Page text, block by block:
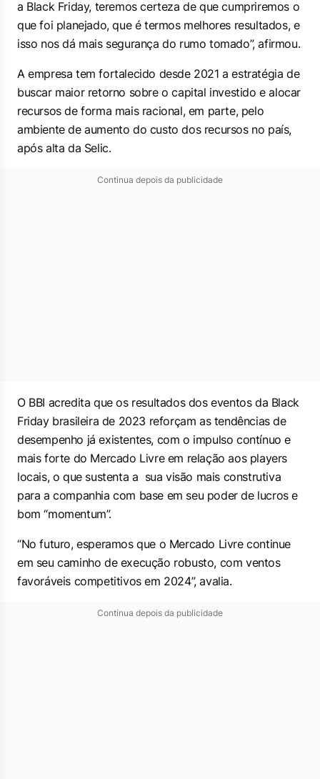
a Black Friday, teremos certeza de que cumpriremos o
que foi planejado, que é termos melhores resultados, e
isso nos dá mais segurança do rumo tomado”, afirmou.
A empresa tem fortalecido desde 2021 a estratégia de
buscar maior retorno sobre o capital investido e alocar
recursos de forma mais racional, em parte, pelo
ambiente de aumento do custo dos recursos no país,
após alta da Selic.
Continua depois da publicidade
O BBI acredita que os resultados dos eventos da Black
Friday brasileira de 2023 reforçam as tendências de
desempenho já existentes, com o impulso contínuo e
mais forte do Mercado Livre em relação aos players
locais, o que sustenta a sua visão mais construtiva
para a companhia com base em seu poder de lucros e
bom “momentum”.
“No futuro, esperamos que o Mercado Livre continue
em seu caminho de execução robusto, com ventos
favoráveis competitivos em 2024”, avalia.
Continua depois da publicidade